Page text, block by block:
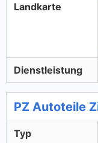
Landkarte
Dienstleistung
PZ Autoteile
Typ